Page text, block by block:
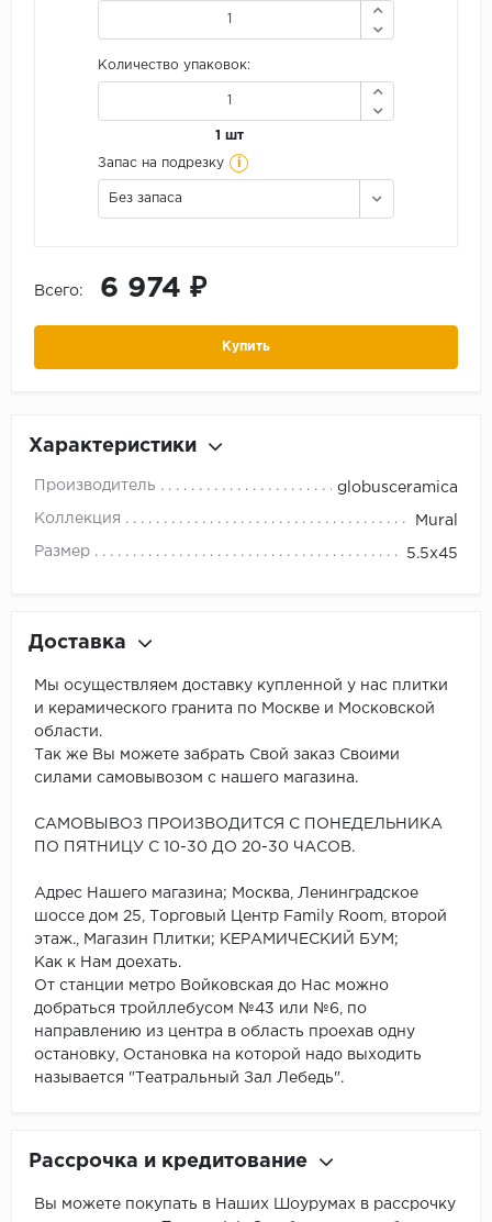
Количество упаковок:
1 шт
Запас на подрезку i
Без запаса
Всего: 6 974 ₽
Купить
Характеристики
Производитель globusceramica
Коллекция Mural
Размер 5.5x45
Доставка
Мы осуществляем доставку купленной у нас плитки
и керамического гранита по Москве и Московской
области.
Так же Вы можете забрать Свой заказ Своими
силами самовывозом с нашего магазина.
САМОВЫВОЗ ПРОИЗВОДИТСЯ С ПОНЕДЕЛЬНИКА
ПО ПЯТНИЦУ С 10-30 ДО 20-30 ЧАСОВ.
Адрес Нашего магазина; Москва, Ленинградское
шоссе дом 25, Торговый Центр Family Room, второй
этаж., Магазин Плитки; КЕРАМИЧЕСКИЙ БУМ;
Как к Нам доехать.
От станции метро Войковская до Нас можно
добраться тройллебусом №43 или №6, по
направлению из центра в область проехав одну
остановку, Остановка на которой надо выходить
называется "Театральный Зал Лебедь".
Рассрочка и кредитование
Вы можете покупать в Наших Шоурумах в рассрочку